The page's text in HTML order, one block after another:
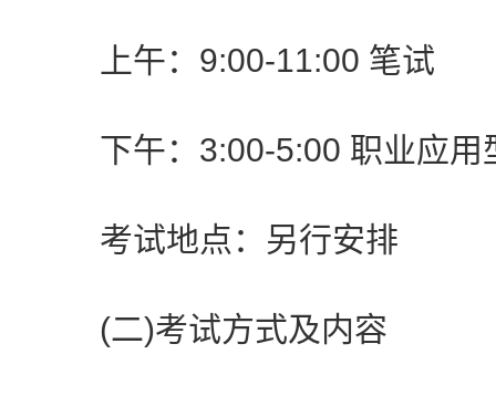
上午：9:00-11:00 笔试
下午：3:00-5:00 职业应用
考试地点：另行安排
(二)考试方式及内容